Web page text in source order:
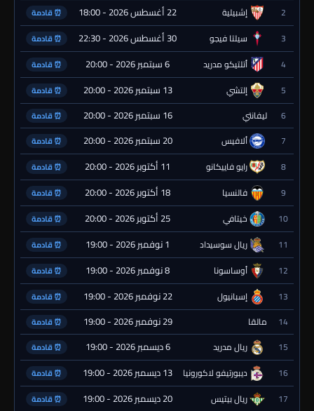
2 إشبيلية 22 أغسطس 2026 - 18:00 ⏰ قادمة
3 سيلتا فيجو 30 أغسطس 2026 - 22:30 ⏰ قادمة
4 أتلتيكو مدريد 6 سبتمبر 2026 - 20:00 ⏰ قادمة
5 إلتشي 13 سبتمبر 2026 - 20:00 ⏰ قادمة
6 ليفانتي 16 سبتمبر 2026 - 20:00 ⏰ قادمة
7 ألافيس 20 سبتمبر 2026 - 20:00 ⏰ قادمة
8 رايو فاييكانو 11 أكتوبر 2026 - 20:00 ⏰ قادمة
9 فالنسيا 18 أكتوبر 2026 - 20:00 ⏰ قادمة
10 خيتافي 25 أكتوبر 2026 - 20:00 ⏰ قادمة
11 ريال سوسيداد 1 نوفمبر 2026 - 19:00 ⏰ قادمة
12 أوساسونا 8 نوفمبر 2026 - 19:00 ⏰ قادمة
13 إسبانيول 22 نوفمبر 2026 - 19:00 ⏰ قادمة
14 مالقا 29 نوفمبر 2026 - 19:00 ⏰ قادمة
15 ريال مدريد 6 ديسمبر 2026 - 19:00 ⏰ قادمة
16 ديبورتيفو لاكورونيا 13 ديسمبر 2026 - 19:00 ⏰ قادمة
17 ريال بيتيس 20 ديسمبر 2026 - 19:00 ⏰ قادمة